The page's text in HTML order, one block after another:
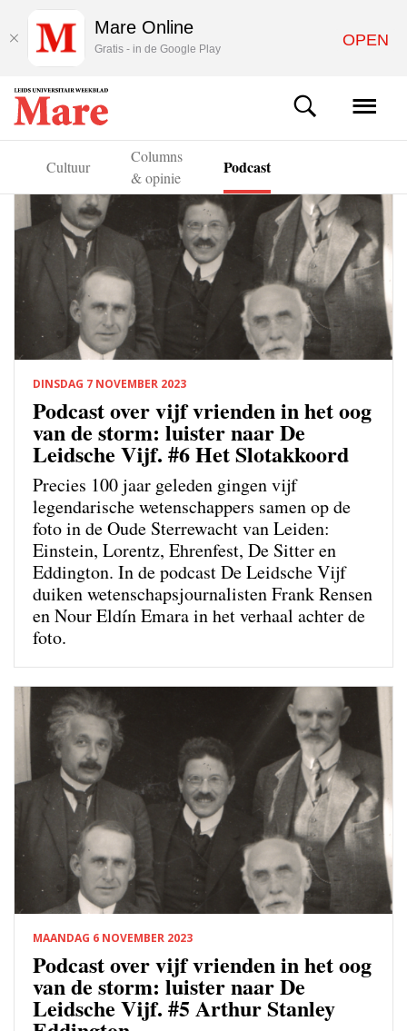
Cultuur
Columns
& opinie
Podcast
DINSDAG 7 NOVEMBER 2023
Podcast over vijf vrienden in het oog
van de storm: luister naar De
Leidsche Vijf. #6 Het Slotakkoord
Precies 100 jaar geleden gingen vijf
legendarische wetenschappers samen op de
foto in de Oude Sterrewacht van Leiden:
Einstein, Lorentz, Ehrenfest, De Sitter en
Eddington. In de podcast De Leidsche Vijf
duiken wetenschapsjournalisten Frank Rensen
en Nour Eldín Emara in het verhaal achter de
foto.
MAANDAG 6 NOVEMBER 2023
Podcast over vijf vrienden in het oog
van de storm: luister naar De
Leidsche Vijf. #5 Arthur Stanley
Mare Online
Gratis - in de Google Play OPEN